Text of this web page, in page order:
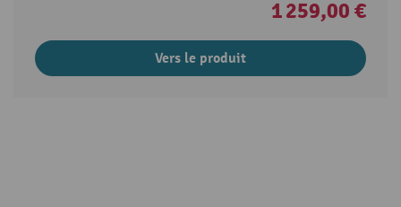
1 259,00 €
Vers le produit